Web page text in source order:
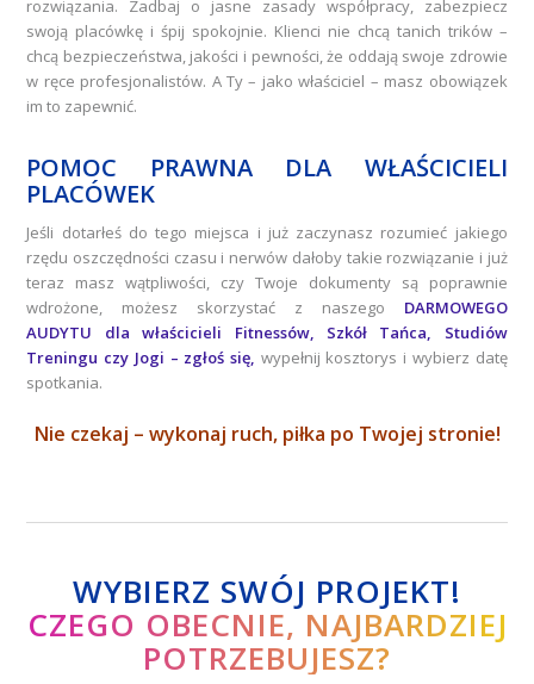
rozwiązania. Zadbaj o jasne zasady współpracy, zabezpiecz
swoją placówkę i śpij spokojnie. Klienci nie chcą tanich trików –
chcą bezpieczeństwa, jakości i pewności, że oddają swoje zdrowie
w ręce profesjonalistów. A Ty – jako właściciel – masz obowiązek
im to zapewnić.
POMOC PRAWNA DLA WŁAŚCICIELI
PLACÓWEK
Jeśli dotarłeś do tego miejsca i już zaczynasz rozumieć jakiego
rzędu oszczędności czasu i nerwów dałoby takie rozwiązanie i już
teraz masz wątpliwości, czy Twoje dokumenty są poprawnie
wdrożone, możesz skorzystać z naszego DARMOWEGO
AUDYTU
dla właścicieli Fitnessów, Szkół Tańca, Studiów
Treningu czy Jogi – zgłoś się, wypełnij kosztorys i wybierz datę
spotkania.
Nie czekaj – wykonaj ruch, piłka po Twojej stronie!
WYBIERZ SWÓJ PROJEKT!
CZEGO OBECNIE, NAJBARDZIEJ
POTRZEBUJESZ?